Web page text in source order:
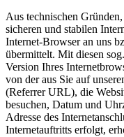
Aus techni­schen
sicheren und stabilen
Internet-Browser an uns
übermittelt. Mit diesen
Version Ihres
von der aus Sie auf
(Referrer URL), die
besuchen, Datum und
Adresse des
Inter­net­auf­tritts erfolgt,